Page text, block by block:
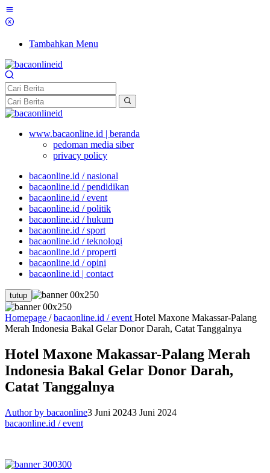
Tambahkan Menu
www.bacaonline.id | beranda
pedoman media siber
privacy policy
bacaonline.id / nasional
bacaonline.id / pendidikan
bacaonline.id / event
bacaonline.id / politik
bacaonline.id / hukum
bacaonline.id / sport
bacaonline.id / teknologi
bacaonline.id / properti
bacaonline.id / opini
bacaonline.id | contact
tutup
Homepage / bacaonline.id / event Hotel Maxone Makassar-Palang
Merah Indonesia Bakal Gelar Donor Darah, Catat Tanggalnya
Hotel Maxone Makassar-Palang Merah
Indonesia Bakal Gelar Donor Darah,
Catat Tanggalnya
Author by bacaonline3 Juni 20243 Juni 2024
bacaonline.id / event